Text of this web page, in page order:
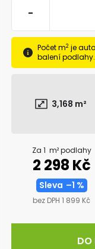
-
Počet m2 je
balení podlahy.
3,168 m²
Za 1 m² podlahy
2 298 Kč
Sleva –1 %
bez DPH 1 899 Kč
DO